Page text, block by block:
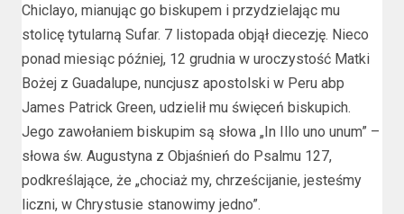
Chiclayo, mianując go biskupem i przydzielając mu
stolicę tytularną Sufar. 7 listopada objął diecezję. Nieco
ponad miesiąc później, 12 grudnia w uroczystość Matki
Bożej z Guadalupe, nuncjusz apostolski w Peru abp
James Patrick Green, udzielił mu święceń biskupich.
Jego zawołaniem biskupim są słowa „In Illo uno unum” –
słowa św. Augustyna z Objaśnień do Psalmu 127,
podkreślające, że „chociaż my, chrześcijanie, jesteśmy
liczni, w Chrystusie stanowimy jedno”.